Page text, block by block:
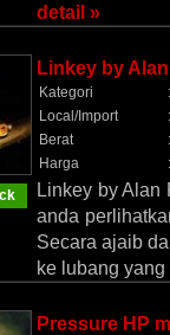
detail »
Linkey by
Kategori
:
Local/Import
:
Berat
:
Harga
:
Linkey by Alan
anda
Secara ajaib
ke lubang
Pressure HP